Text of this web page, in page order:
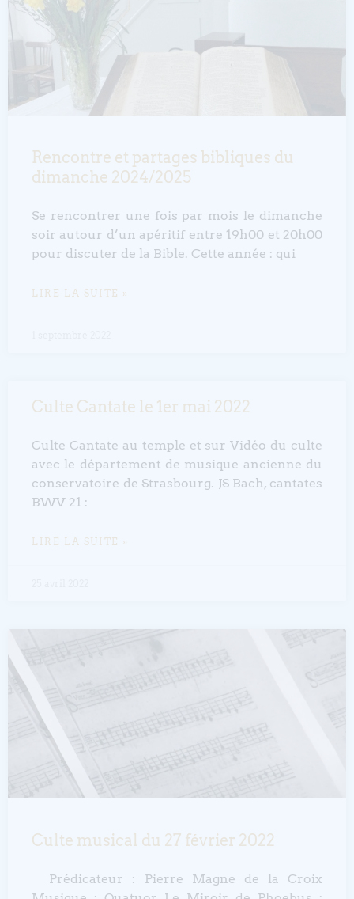
Rencontre et partages bibliques du
dimanche 2024/2025
Se rencontrer une fois par mois le dimanche
soir autour d’un apéritif entre 19h00 et 20h00
pour discuter de la Bible. Cette année : qui
LIRE LA SUITE »
Culte Cantate le 1er mai 2022
Culte Cantate au temple et sur Vidéo du culte
avec le département de musique ancienne du
conservatoire de Strasbourg. JS Bach, cantates
BWV 21 :
LIRE LA SUITE »
Culte musical du 27 février 2022
Prédicateur : Pierre Magne de la Croix